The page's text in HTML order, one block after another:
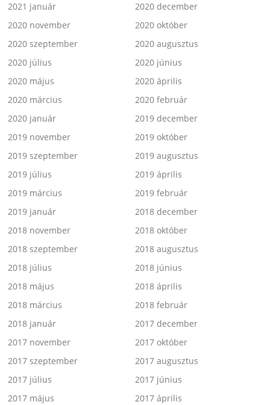
2021 január
2020 december
2020 november
2020 október
2020 szeptember
2020 augusztus
2020 július
2020 június
2020 május
2020 április
2020 március
2020 február
2020 január
2019 december
2019 november
2019 október
2019 szeptember
2019 augusztus
2019 július
2019 április
2019 március
2019 február
2019 január
2018 december
2018 november
2018 október
2018 szeptember
2018 augusztus
2018 július
2018 június
2018 május
2018 április
2018 március
2018 február
2018 január
2017 december
2017 november
2017 október
2017 szeptember
2017 augusztus
2017 július
2017 június
2017 május
2017 április